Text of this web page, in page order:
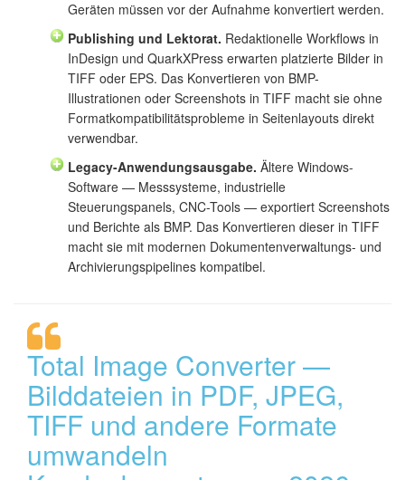
Geräten müssen vor der Aufnahme konvertiert werden.
Publishing und Lektorat. Redaktionelle Workflows in
InDesign und QuarkXPress erwarten platzierte Bilder in
TIFF oder EPS. Das Konvertieren von BMP-
Illustrationen oder Screenshots in TIFF macht sie ohne
Formatkompatibilitätsprobleme in Seitenlayouts direkt
verwendbar.
Legacy-Anwendungsausgabe. Ältere Windows-
Software — Messsysteme, industrielle
Steuerungspanels, CNC-Tools — exportiert Screenshots
und Berichte als BMP. Das Konvertieren dieser in TIFF
macht sie mit modernen Dokumentenverwaltungs- und
Archivierungspipelines kompatibel.
Total Image Converter —
Bilddateien in PDF, JPEG,
TIFF und andere Formate
umwandeln